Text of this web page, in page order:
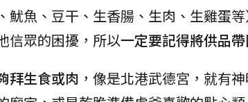
、魷魚、豆干、生香腸、生肉、生雞蛋
信眾的困擾，所以一定要記得將供品
拜生食或肉 ，像是北港武德宮，就有